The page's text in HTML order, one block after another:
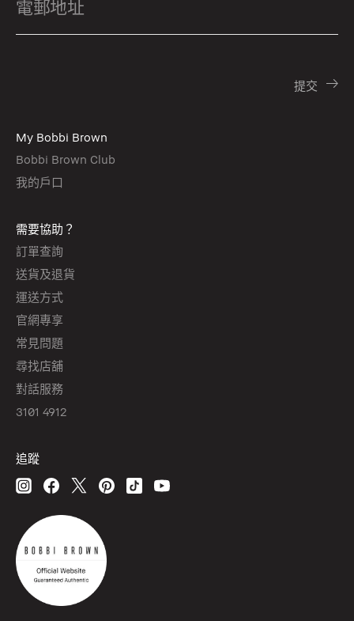
My Bobbi Brown
Bobbi Brown Club
我的戶口
需要協助？
訂單查詢
送貨及退貨
運送方式
官網專享
常見問題
尋找店舖
對話服務
3101 4912
追蹤